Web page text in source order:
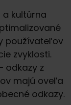
kultúrna
používateľov
zvyklosti.
odkazy z
majú oveľa
odkazy.